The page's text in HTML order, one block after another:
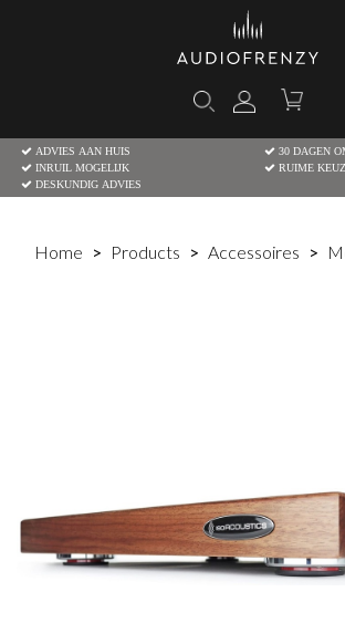
ADVIES AAN HUIS
30 DAGEN
INRUIL MOGELIJK
RUIME
DESKUNDIG ADVIES
Home Products Accessoires